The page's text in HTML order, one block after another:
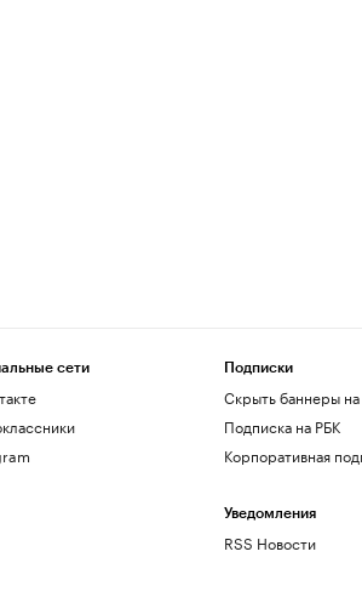
сети Подписки
Скрыть баннеры
Подписка на РБК
Корпоративная
Уведомления
RSS Новости